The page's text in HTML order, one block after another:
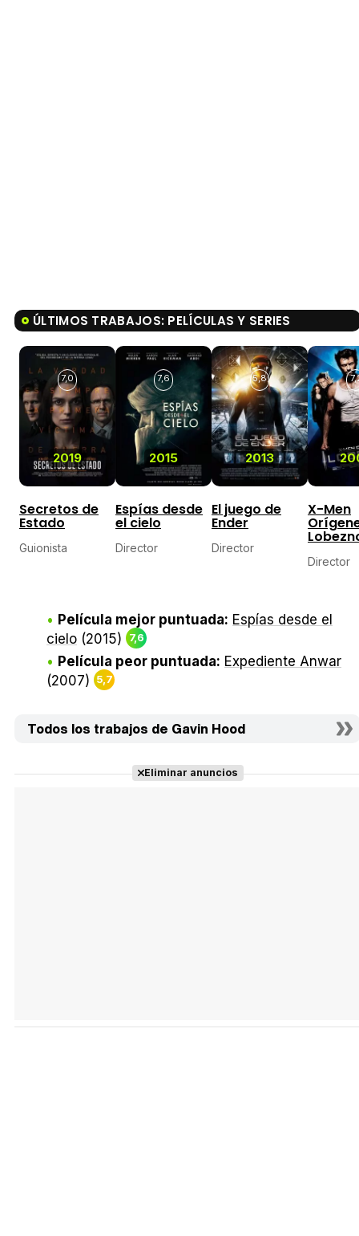
ÚLTIMOS TRABAJOS: PELÍCULAS Y SERIES
2019
7,0
Secretos de
Estado
Guionista
2015
7,6
Espías desde
el cielo
Director
2013
5,8
El juego de
Ender
Director
X-Men
Director
Película mejor puntuada: Espías desde el
cielo (2015) 7,6
Película peor puntuada: Expediente Anwar
(2007)
5,7
Todos los trabajos de Gavin Hood
Eliminar anuncios